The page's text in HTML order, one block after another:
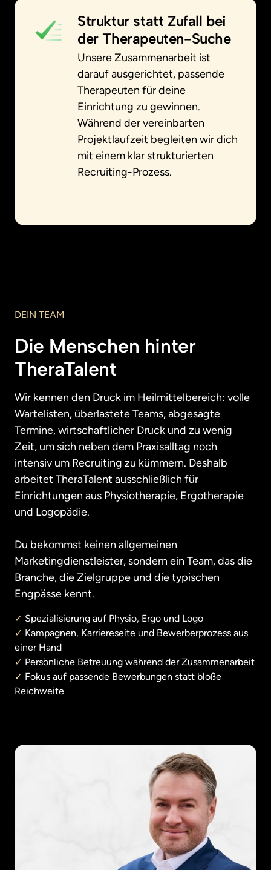
Struktur statt Zufall bei
der Therapeuten-Suche
Unsere Zusammenarbeit ist
darauf ausgerichtet, passende
Therapeuten für deine
Einrichtung zu gewinnen.
Während der vereinbarten
Projektlaufzeit begleiten wir dich
mit einem klar strukturierten
Recruiting-Prozess.
DEIN TEAM
Die Menschen hinter
TheraTalent
Wir kennen den Druck im Heilmittelbereich: volle
Wartelisten, überlastete Teams, abgesagte
Termine, wirtschaftlicher Druck und zu wenig
Zeit, um sich neben dem Praxisalltag noch
intensiv um Recruiting zu kümmern. Deshalb
arbeitet TheraTalent ausschließlich für
Einrichtungen aus Physiotherapie, Ergotherapie
und Logopädie.
Du bekommst keinen allgemeinen
Marketingdienstleister, sondern ein Team, das die
Branche, die Zielgruppe und die typischen
Engpässe kennt.
✓
✓ Kampagnen, Karriereseite und Bewerberprozess aus
✓
✓ Fokus auf passende Bewerbungen statt bloße
Reichweite